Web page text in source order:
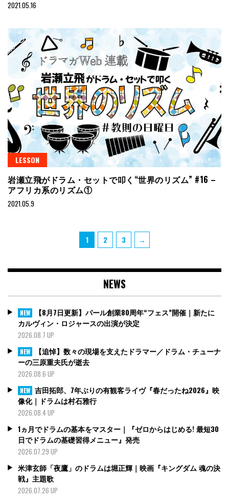
2021.05.16
LESSON
岩瀬立飛がドラム・セットで叩く“世界のリズム” #16 –
アフリカ系のリズム①
2021.05.9
Page
1 Page
2 Page
3 →
NEWS
NEW
【8月7日更新】パール創業80周年“フェス”開催｜新たに
カルヴィン・ロジャースの出演が決定
2026.08.7 UP
NEW
【追悼】数々の現場を支えたドラマー／ドラム・チューナ
ーの三原重夫氏が逝去
2026.08.6 UP
NEW 吉田拓郎、7年ぶりの有観客ライヴ『春だったね2026』映
像化｜ドラムは村石雅行
2026.08.4 UP
1ヵ月でドラムの基本をマスター｜『ゼロからはじめる! 最短30
日でドラムの基礎習得メニュー』発売
2026.07.29 UP
米津玄師「夜鷹」のドラムは堀正輝｜映画『キングダム 魂の決
戦』主題歌
2026.07.26 UP